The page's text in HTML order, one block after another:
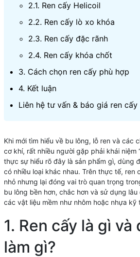
2.1. Ren cấy Helicoil
2.2. Ren cấy lò xo khóa
2.3. Ren cấy đặc rãnh
2.4. Ren cấy khóa chốt
3. Cách chọn ren cấy phù hợp
4. Kết luận
Liên hệ tư vấn & báo giá ren cấy
Khi mới tìm hiểu về bu lông, lỗ ren và các
cơ khí, rất nhiều người gặp phải khái niệm
thực sự hiểu rõ đây là sản phẩm gì, dùng
có nhiều loại khác nhau. Trên thực tế, ren
nhỏ nhưng lại đóng vai trò quan trọng
bu lông bền hơn, chắc hơn và sử dụng
các vật liệu mềm như nhôm hoặc nhựa kỹ
1. Ren cấy là gì và
làm gì?